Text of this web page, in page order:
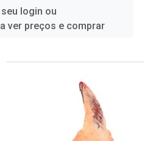
seu login ou
ver preços e comprar